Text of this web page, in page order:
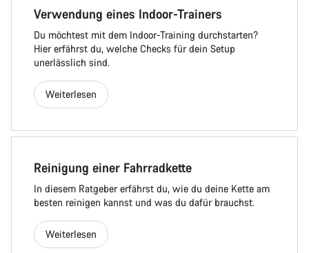
Verwendung eines Indoor-Trainers
Du möchtest mit dem Indoor-Training durchstarten?
Hier erfährst du, welche Checks für dein Setup
unerlässlich sind.
Weiterlesen
Reinigung einer Fahrradkette
In diesem Ratgeber erfährst du, wie du deine Kette am
besten reinigen kannst und was du dafür brauchst.
Weiterlesen